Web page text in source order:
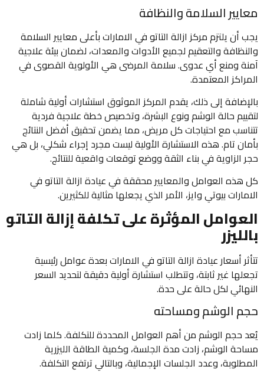
معايير السلامة والنظافة
يجب أن يلتزم مركز ازالة التاتو في الامارات بأعلى معايير السلامة
والنظافة والتعقيم لجميع الأدوات والمعدات، لضمان بيئة علاجية
آمنة ومنع أي عدوى. سلامة المرضى هي الأولوية القصوى في
المراكز المعتمدة.
بالإضافة إلى ذلك، يقدم المركز الموثوق استشارات أولية شاملة
لتقييم حالة الوشم ونوع البشرة، وتخصيص خطة علاجية فردية
تتناسب مع احتياجات كل مريض، مما يضمن تحقيق أفضل النتائج
بأمان تام. هذه الاستشارة الأولية ليست مجرد إجراء شكلي، بل هي
حجر الزاوية في بناء الثقة ووضع توقعات واقعية للنتائج.
كل هذه العوامل والمعايير محققة في عيادة ازالة التاتو في
الامارات بيوتي وايز، الأمر الذي يجعلها مثالية للكثيرين.
العوامل المؤثرة على تكلفة إزالة التاتو
بالليزر
تتأثر أسعار عيادة ازالة التاتو في الامارات بعدة عوامل رئيسية
تجعلها غير ثابتة، وتتطلب استشارة أولية دقيقة لتحديد السعر
النهائي لكل حالة على حدة.
حجم الوشم ومساحته
يُعد حجم الوشم من أهم العوامل المحددة للتكلفة. كلما زادت
مساحة الوشم، زادت مدة الجلسة، وكمية الطاقة الليزرية
المطلوبة، وعدد الجلسات الإجمالية، وبالتالي ترتفع التكلفة.